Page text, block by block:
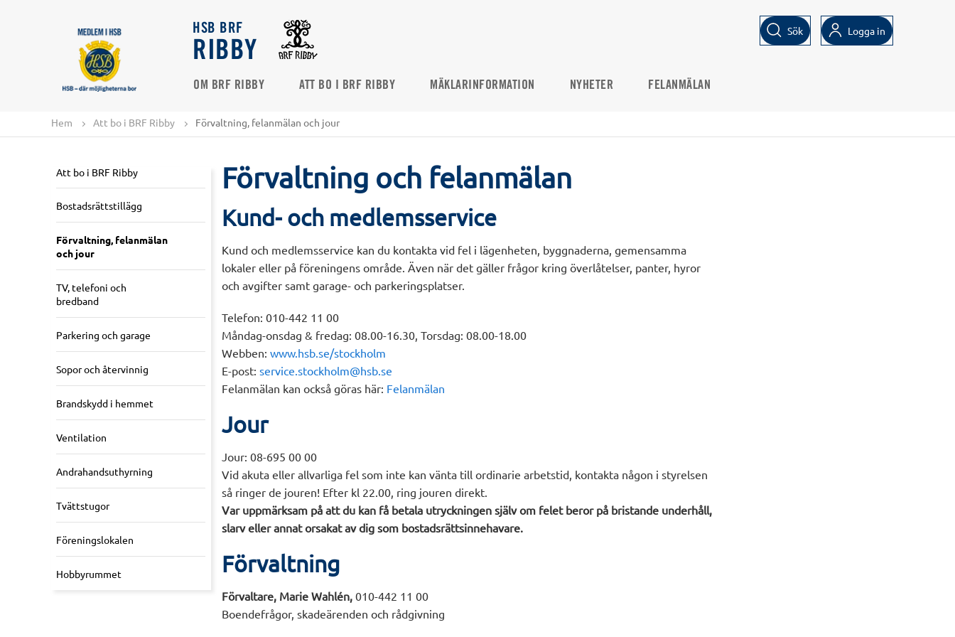
HSB BRF
RIBBY
Sök Logga in
OM BRF RIBBY ATT BO I BRF RIBBY MÄKLARINFORMATION NYHETER FELANMÄLAN
Hem Att bo i BRF Ribby Förvaltning, felanmälan och jour
Att bo i BRF Ribby
Bostadsrättstillägg
Förvaltning, felanmälan
och jour
TV, telefoni och
bredband
Parkering och garage
Sopor och återvinnig
Brandskydd i hemmet
Ventilation
Andrahandsuthyrning
Tvättstugor
Föreningslokalen
Hobbyrummet
Förvaltning och felanmälan
Kund- och medlemsservice
Kund och medlemsservice kan du kontakta vid fel i lägenheten, byggnaderna, gemensamma
lokaler eller på föreningens område. Även när det gäller frågor kring överlåtelser, panter, hyror
och avgifter samt garage- och parkeringsplatser.
Telefon: 010-442 11 00
Måndag-onsdag & fredag: 08.00-16.30, Torsdag: 08.00-18.00
Webben: www.hsb.se/stockholm
E-post: service.stockholm@hsb.se
Felanmälan kan också göras här: Felanmälan
Jour
Jour: 08-695 00 00
Vid akuta eller allvarliga fel som inte kan vänta till ordinarie arbetstid, kontakta någon i styrelsen
så ringer de jouren! Efter kl 22.00, ring jouren direkt.
Var uppmärksam på att du kan få betala utryckningen själv om felet beror på bristande underhåll,
slarv eller annat orsakat av dig som bostadsrättsinnehavare.
Förvaltning
Förvaltare, Marie Wahlén, 010-442 11 00
Boendefrågor, skadeärenden och rådgivning